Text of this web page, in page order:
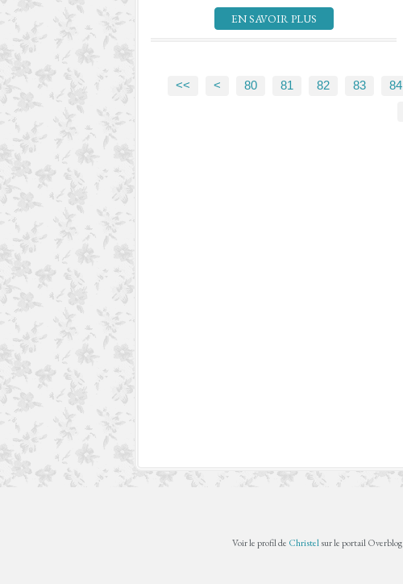
EN SAVOIR PLUS
<< < 10
20
30
40
50
60
70
80 81 82 83 84
Voir le profil de Christelsur le portail Overblog